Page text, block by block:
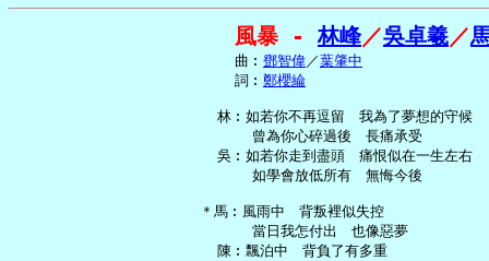
風暴 - 林峰／吳卓羲／
     曲︰
鄧智偉／葉肇中
     詞︰
鄭櫻綸
   林︰如若你不再逗留　我為了夢想的守候
       曾為你心碎過後　長痛承受
   吳︰如若你走到盡頭　痛恨似在一生左右
       如學會放低所有　無悔今後
＊馬︰風雨中　背叛裡似失控
       當日我怎付出　也像惡夢
   陳︰飄泊中　背負了有多重